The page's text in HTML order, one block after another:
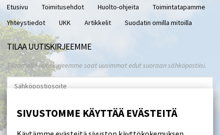
SIVUSTOMME KÄYTTÄÄ EVÄSTEITÄ
Etusivu Toimitusehdot Huolto-ohjeita
Toimintatapamme
Yhteystiedot
UKK Artikkelit Suodatin omilla mitoilla
TILAA UUTISKIRJEEMME
Tilaamalla uutiskirjeemme saat uusimmat edut suoraan sähköpostiisi.
Tilaa